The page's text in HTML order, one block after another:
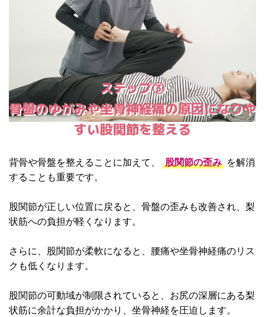
ステップ③
骨盤のゆがみや坐骨神経痛の原因になりや
すい股関節を整える
背骨や骨盤を整えることに加えて、 股関節の歪み を解消
することも重要です。
股関節が正しい位置に戻ると、骨盤の歪みも改善され、梨
状筋への負担が軽くなります。
さらに、股関節が柔軟になると、腰痛や坐骨神経痛のリス
クも低くなります。
股関節の可動域が制限されていると、お尻の深層にある梨
状筋に余計な負担がかかり、坐骨神経を圧迫します。